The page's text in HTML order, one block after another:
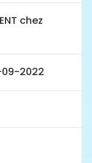
chez
2022